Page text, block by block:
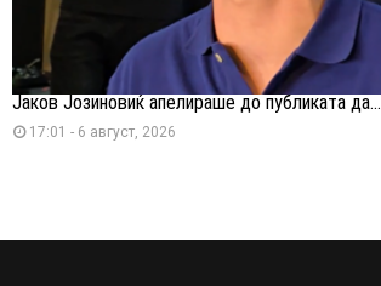
Јаков Јозиновиќ апелираше до публиката да...
17:01 - 6 август, 2026